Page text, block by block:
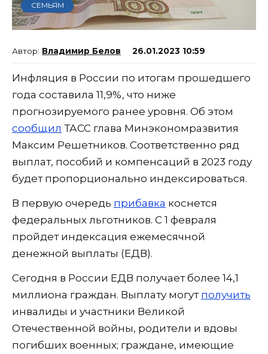
СЕМЬЯМ
Владимир Белов 26.01.2023 10:59
Инфляция в России по итогам прошедшего
года составила 11,9%, что ниже
прогнозируемого ранее уровня. Об этом
сообщил ТАСС глава Минэкономразвития
Максим Решетников. Соответственно ряд
выплат, пособий и компенсаций в 2023 году
будет пропорционально индексироваться.
В первую очередь прибавка коснется
федеральных льготников. С 1 февраля
пройдет индексация ежемесячной
денежной выплаты (ЕДВ).
Сегодня в России ЕДВ получает более 14,1
миллиона граждан. Выплату могут получить
инвалиды и участники Великой
Отечественной войны, родители и вдовы
погибших военных; граждане, имеющие